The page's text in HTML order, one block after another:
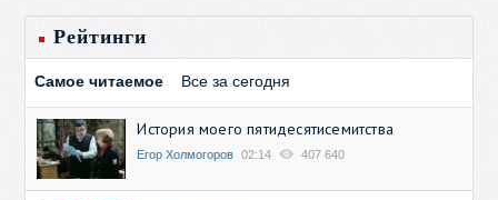
Рейтинги
Самое читаемое Все за сегодня
История моего пятидесятисемитства
Егор Холмогоров 02:14 407 640